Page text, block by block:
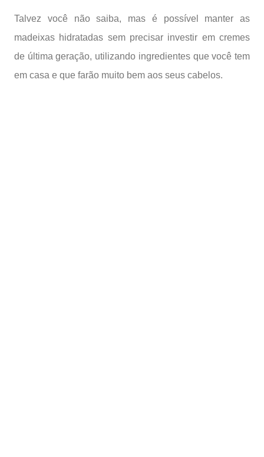
Talvez você não saiba, mas é possível manter as
madeixas hidratadas sem precisar investir em cremes
de última geração, utilizando ingredientes que você tem
em casa e que farão muito bem aos seus cabelos.